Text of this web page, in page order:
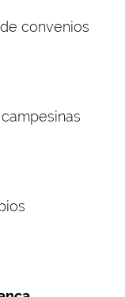
convenios